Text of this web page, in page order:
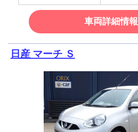
車両詳細情報
日産 マーチ Ｓ